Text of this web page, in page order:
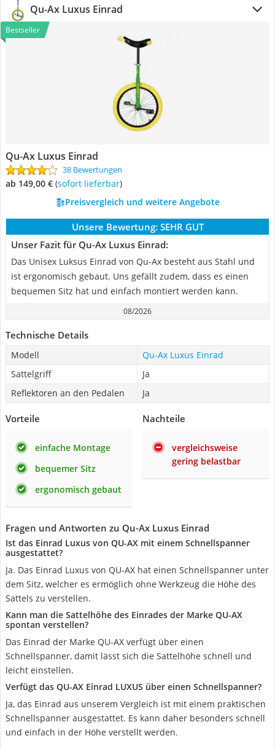
Qu-Ax Luxus Einrad
Bestseller
Qu-Ax Luxus Einrad
38 Bewertungen
ab 149,00 € ( Sofort lieferbar)
Preisvergleich und weitere Angebote
Unsere Bewertung: SEHR GUT
Unser Fazit für Qu-Ax Luxus Einrad:
Das Unisex Luksus Einrad von Qu-Ax besteht aus Stahl und
ist ergonomisch gebaut. Uns gefällt zudem, dass es einen
bequemen Sitz hat und einfach montiert werden kann.
08/2026
Technische Details
Modell
Qu-Ax Luxus Einrad
Sattelgriff
Ja
Reflektoren an den Pedalen
Ja
Vorteile
einfache Montage
bequemer Sitz
ergonomisch gebaut
Nachteile
vergleichsweise
gering belastbar
Fragen und Antworten zu Qu-Ax Luxus Einrad
Ist das Einrad Luxus von QU-AX mit einem Schnellspanner
ausgestattet?
Ja. Das Einrad Luxus von QU-AX hat einen Schnellspanner unter
dem Sitz, welcher es ermöglich ohne Werkzeug die Höhe des
Sattels zu verstellen.
Kann man die Sattelhöhe des Einrades der Marke ‎QU-AX
spontan verstellen?
Das Einrad der Marke ‎QU-AX verfügt über einen
Schnellspanner, damit lässt sich die Sattelhöhe schnell und
leicht einstellen.
Verfügt das QU-AX Einrad LUXUS über einen Schnellspanner?
Ja, das Einrad aus unserem Vergleich ist mit einem praktischen
Schnellspanner ausgestattet. Es kann daher besonders schnell
und einfach in der Höhe verstellt werden.